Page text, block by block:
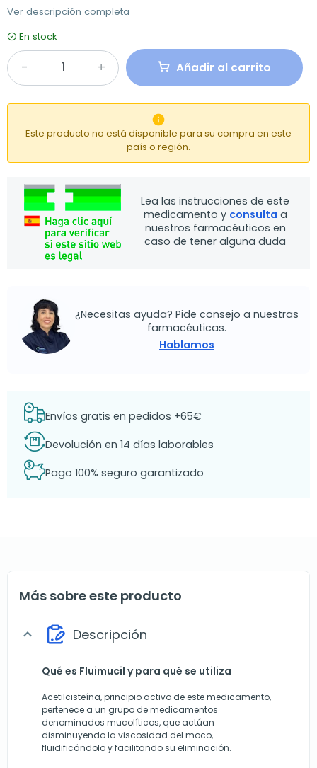
Ver descripción completa
En stock
Añadir al carrito

Este producto no está disponible para su compra en este
país o región.
Lea las instrucciones de este
medicamento y consulta a
nuestros farmacéuticos en
caso de tener alguna duda
¿Necesitas ayuda? Pide consejo a nuestras
farmacéuticas.
Hablamos
Envíos gratis en pedidos +65€
Devolución en 14 días laborables
Pago 100% seguro garantizado
Más sobre este producto
expand_more Descripción
Qué es Fluimucil y para qué se utiliza
Acetilcisteína, principio activo de este medicamento,
pertenece a un grupo de medicamentos
denominados mucolíticos, que actúan
disminuyendo la viscosidad del moco,
fluidificándolo y facilitando su eliminación.